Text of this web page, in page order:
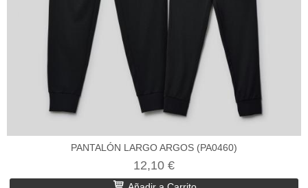
PANTALÓN LARGO ARGOS (PA0460)
12,10 €